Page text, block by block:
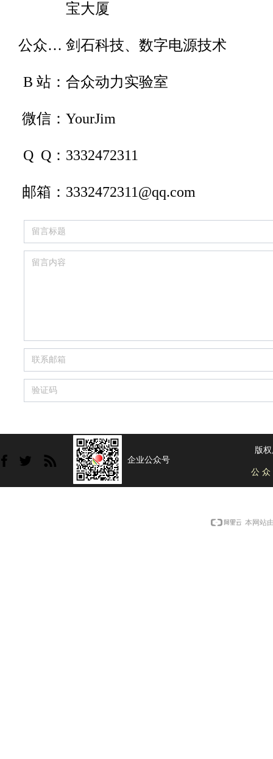
宝大厦
公众号： 剑石科技、数字电源技术
B 站： 合众动力实验室
微信： YourJim
Q  Q： 3332472311
邮箱： 3332472311@qq.com
企业公众号
版
公 众
本网站